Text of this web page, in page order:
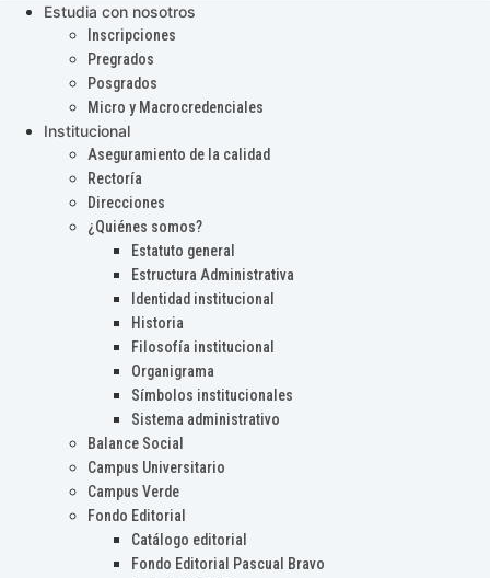
Estudia con nosotros
Inscripciones
Pregrados
Posgrados
Micro y Macrocredenciales
Institucional
Aseguramiento de la calidad
Rectoría
Direcciones
¿Quiénes somos?
Estatuto general
Estructura Administrativa
Identidad institucional
Historia
Filosofía institucional
Organigrama
Símbolos institucionales
Sistema administrativo
Balance Social
Campus Universitario
Campus Verde
Fondo Editorial
Catálogo editorial
Fondo Editorial Pascual Bravo